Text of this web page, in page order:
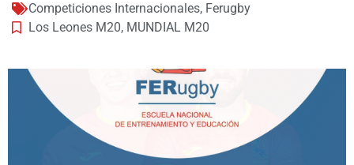
Competiciones Internacionales, Ferugby
Los Leones M20, MUNDIAL M20